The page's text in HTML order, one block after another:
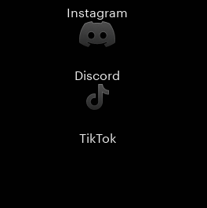
Instagram
Discord
TikTok